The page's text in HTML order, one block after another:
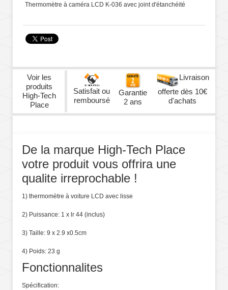
Thermomètre à caméra LCD K-036 avec joint d'étanchéité
Voir les
produits
High-Tech
Place
Satisfait ou
remboursé
Garantie
2 ans
Livraison
offerte dès 10€
d'achats
De la marque High-Tech Place
votre produit vous offrira une
qualite irreprochable !
1) thermomètre à voiture LCD avec lisse
2) Puissance: 1 x lr 44 (inclus)
3) Taille: 9 x 2.9 x0.5cm
4) Poids: 23 g
Fonctionnalites
Spécification: